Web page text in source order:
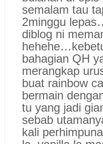
semalam tau
2minggu
diblog ni
bahagian QH
merangkap
buat rainbow
bermain
tu yang jadi
sebab
kali